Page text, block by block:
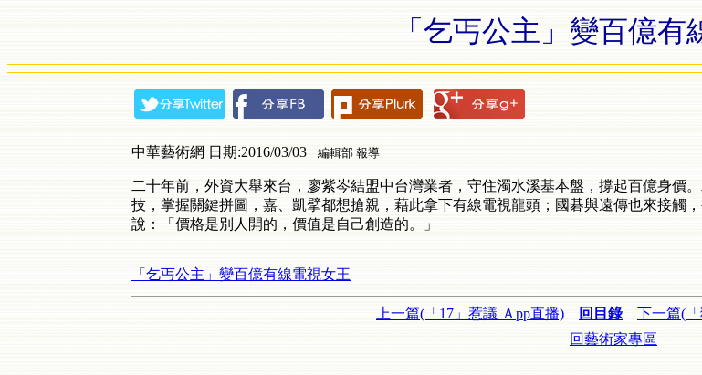
「乞丐公主」變百億有
中華藝術網 日期:2016/03/03 編輯部 報導
二十年前，外資大舉來台，廖紫岑結盟中台灣業者，守住濁水溪基本盤，撐起百億身價
技，掌握關鍵拼圖，嘉、凱擘都想搶親，藉此拿下有線電視龍頭；國碁與遠傳也來接觸
說：「價格是別人開的，價值是自己創造的。」
「乞丐公主」變百億有線電視女王
上一篇(「17」惹議 Ａpp直播) 回目錄
下一篇(
回藝術家專區